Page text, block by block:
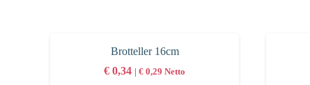
Brotteller 16cm
€ 0,34 |€ 0,29 Netto